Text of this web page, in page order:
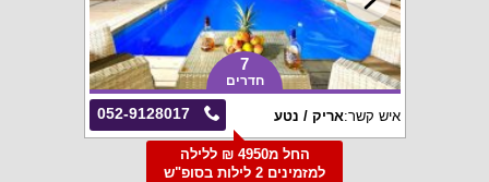
7
חדרים
052-9128017 איש קשר:אריק / נטע
החל מ4950 ₪ ללילה
למזמינים 2 לילות בסופ"ש